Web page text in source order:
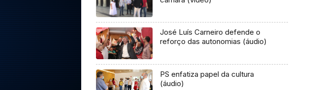
José Luís Carneiro defende o
reforço das autonomias (áudio)
PS enfatiza papel da cultura
(áudio)